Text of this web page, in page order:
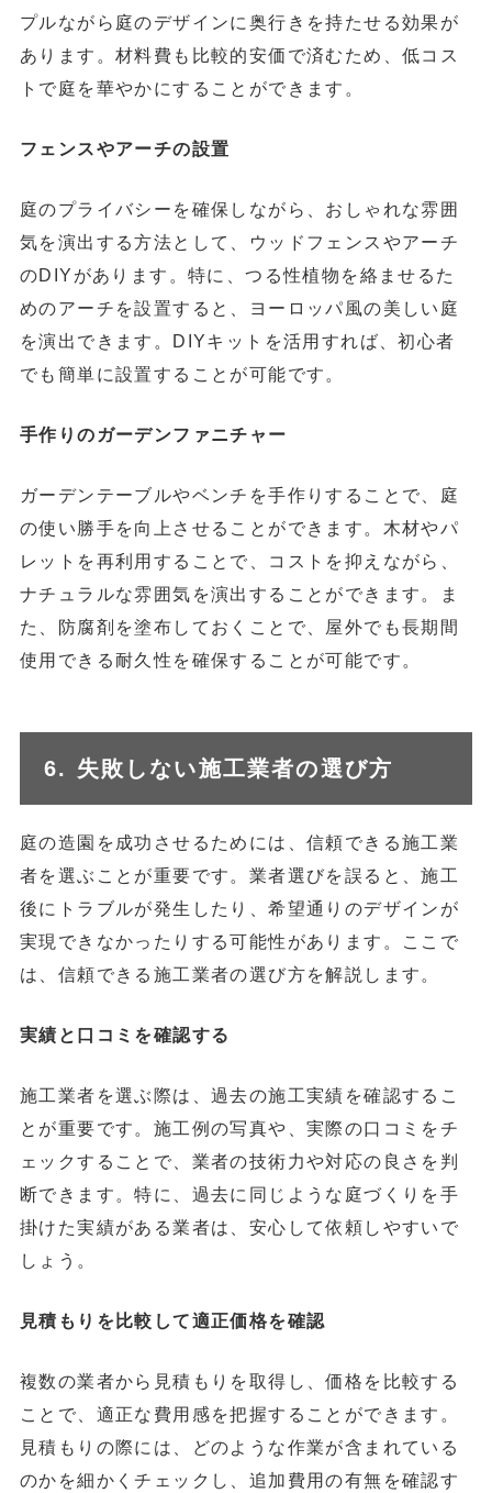
プルながら庭のデザインに奥行きを持たせる効果が
あります。材料費も比較的安価で済むため、低コス
トで庭を華やかにすることができます。
フェンスやアーチの設置
庭のプライバシーを確保しながら、おしゃれな雰囲
気を演出する方法として、ウッドフェンスやアーチ
のDIYがあります。特に、つる性植物を絡ませるた
めのアーチを設置すると、ヨーロッパ風の美しい庭
を演出できます。DIYキットを活用すれば、初心者
でも簡単に設置することが可能です。
手作りのガーデンファニチャー
ガーデンテーブルやベンチを手作りすることで、庭
の使い勝手を向上させることができます。木材やパ
レットを再利用することで、コストを抑えながら、
ナチュラルな雰囲気を演出することができます。ま
た、防腐剤を塗布しておくことで、屋外でも長期間
使用できる耐久性を確保することが可能です。
6. 失敗しない施工業者の選び方
庭の造園を成功させるためには、信頼できる施工業
者を選ぶことが重要です。業者選びを誤ると、施工
後にトラブルが発生したり、希望通りのデザインが
実現できなかったりする可能性があります。ここで
は、信頼できる施工業者の選び方を解説します。
実績と口コミを確認する
施工業者を選ぶ際は、過去の施工実績を確認するこ
とが重要です。施工例の写真や、実際の口コミをチ
ェックすることで、業者の技術力や対応の良さを判
断できます。特に、過去に同じような庭づくりを手
掛けた実績がある業者は、安心して依頼しやすいで
しょう。
見積もりを比較して適正価格を確認
複数の業者から見積もりを取得し、価格を比較する
ことで、適正な費用感を把握することができます。
見積もりの際には、どのような作業が含まれている
のかを細かくチェックし、追加費用の有無を確認す